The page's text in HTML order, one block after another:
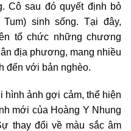
Cô sau đó quyết định bỏ
sinh sống. Tại đây,
tổ chức những chương
địa phương, mang nhiều
đến với bản nghèo.
ảnh gợi cảm, thể hiện
mới của Hoàng Y Nhung
thay đổi về màu sắc âm